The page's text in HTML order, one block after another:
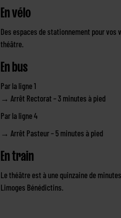
En vélo
Des espaces de stationnement pour
théâtre.
En bus
Par la ligne 1
→ Arrêt Rectorat – 3 minutes à pied
Par la ligne 4
→ Arrêt Pasteur – 5 minutes à pied
En train
Le théâtre est à une quinzaine de
Limoges Bénédictins.